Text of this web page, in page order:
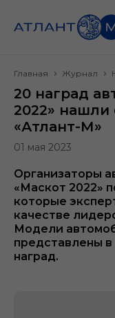
Главная Журнал
20 наград
2022» нашли
«Атлант-М»
01 мая 2023
Организаторы
«Маскот 2022»
которые
качестве
Модели
представлены в
наград.